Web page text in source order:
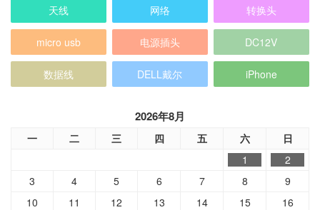
天线 网络 转换头
micro usb 电源插头 DC12V
数据线 DELL戴尔 iPhone
2026年8月
一 二 三 四 五 六 日
1
2
3
4 5 6 7 8
9
10
11 12 13 14 15
16